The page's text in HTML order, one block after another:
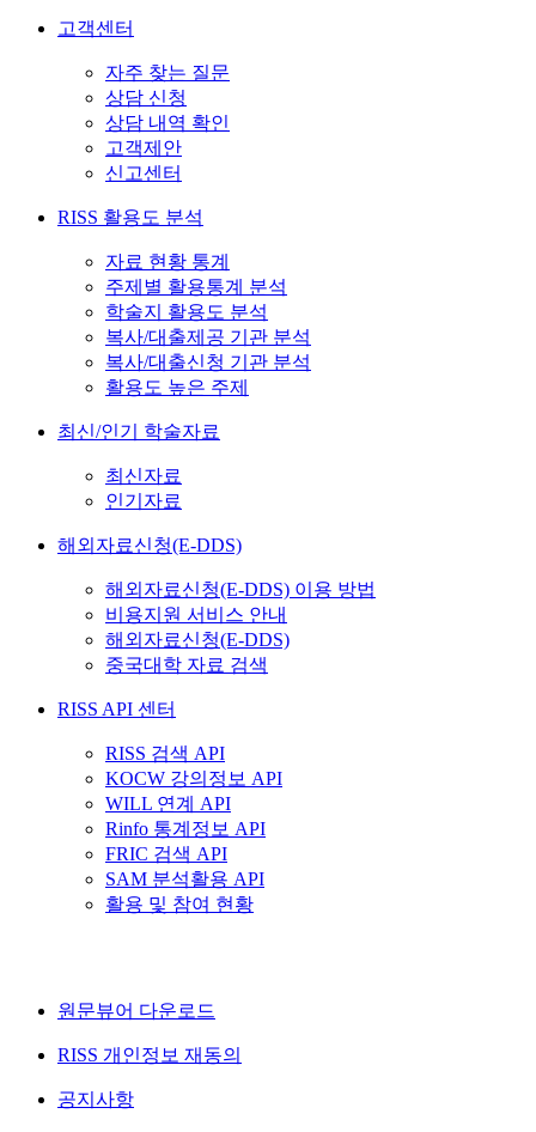
고객센터
자주 찾는 질문
상담 신청
상담 내역 확인
고객제안
신고센터
RISS 활용도 분석
자료 현황 통계
주제별 활용통계 분석
학술지 활용도 분석
복사/대출제공 기관 분석
복사/대출신청 기관 분석
활용도 높은 주제
최신/인기 학술자료
최신자료
인기자료
해외자료신청(E-DDS)
해외자료신청(E-DDS) 이용 방법
비용지원 서비스 안내
해외자료신청(E-DDS)
중국대학 자료 검색
RISS API 센터
RISS 검색 API
KOCW 강의정보 API
WILL 연계 API
Rinfo 통계정보 API
FRIC 검색 API
SAM 분석활용 API
활용 및 참여 현황
원문뷰어 다운로드
RISS 개인정보 재동의
공지사항